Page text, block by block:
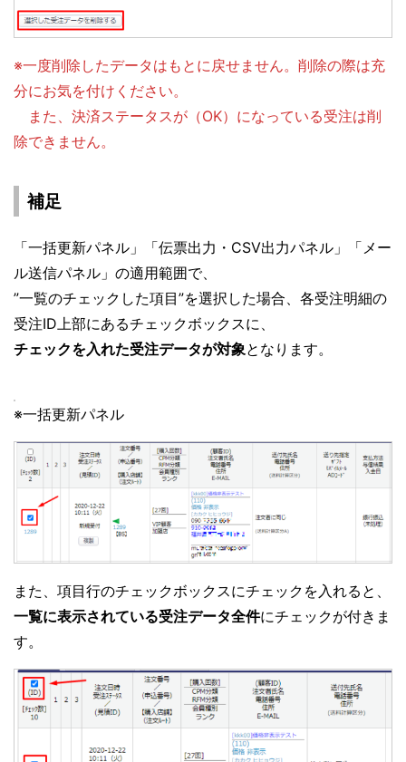
※一度削除したデータはもとに戻せません。削除の際は充
分にお気を付けください。
また、決済ステータスが（OK）になっている受注は削
除できません。
補足
「一括更新パネル」「伝票出力・CSV出力パネル」「メー
ル送信パネル」の適用範囲で、
”一覧のチェックした項目”を選択した場合、各受注明細の
受注ID上部にあるチェックボックスに、
チェックを入れた受注データが対象となります。
※一括更新パネル
また、項目行のチェックボックスにチェックを入れると、
一覧に表示されている受注データ全件にチェックが付きま
す。